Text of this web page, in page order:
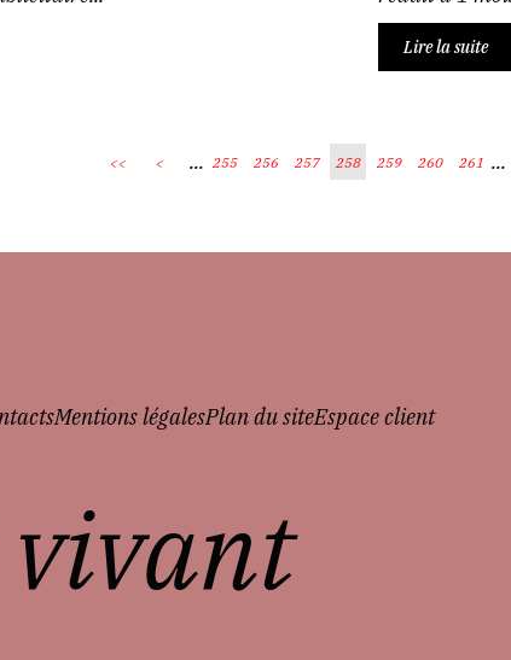
Lire la suite
<< < ... 255 256 257 258 259 260 261 ...
Mentions légalesPlan du siteEspace client